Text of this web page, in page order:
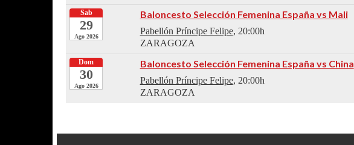
Sab
29
Ago 2026
Baloncesto Selección Femenina España vs Mali
Pabellón Príncipe Felipe, 20:00h
ZARAGOZA
Dom
30
Ago 2026
Baloncesto Selección Femenina España vs China
Pabellón Príncipe Felipe, 20:00h
ZARAGOZA